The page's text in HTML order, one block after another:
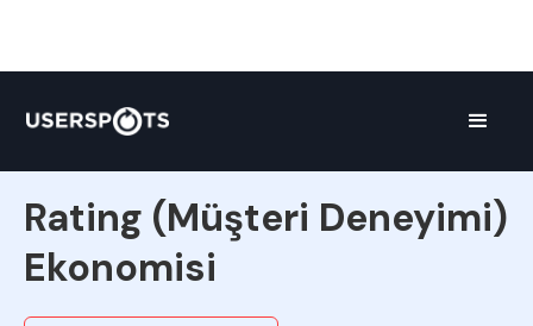
Rating (Müşteri Deneyimi)
Ekonomisi